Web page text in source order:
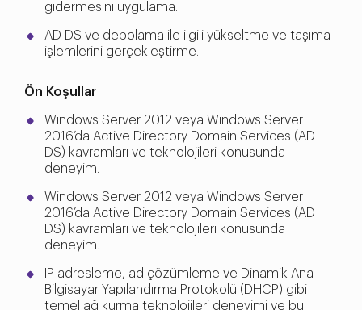
gidermesini uygulama.
AD DS ve depolama ile ilgili yükseltme ve taşıma
işlemlerini gerçekleştirme.
Ön Koşullar
Windows Server 2012 veya Windows Server
2016’da Active Directory Domain Services (AD
DS) kavramları ve teknolojileri konusunda
deneyim.
Windows Server 2012 veya Windows Server
2016’da Active Directory Domain Services (AD
DS) kavramları ve teknolojileri konusunda
deneyim.
IP adresleme, ad çözümleme ve Dinamik Ana
Bilgisayar Yapılandırma Protokolü (DHCP) gibi
temel ağ kurma teknolojileri deneyimi ve bu